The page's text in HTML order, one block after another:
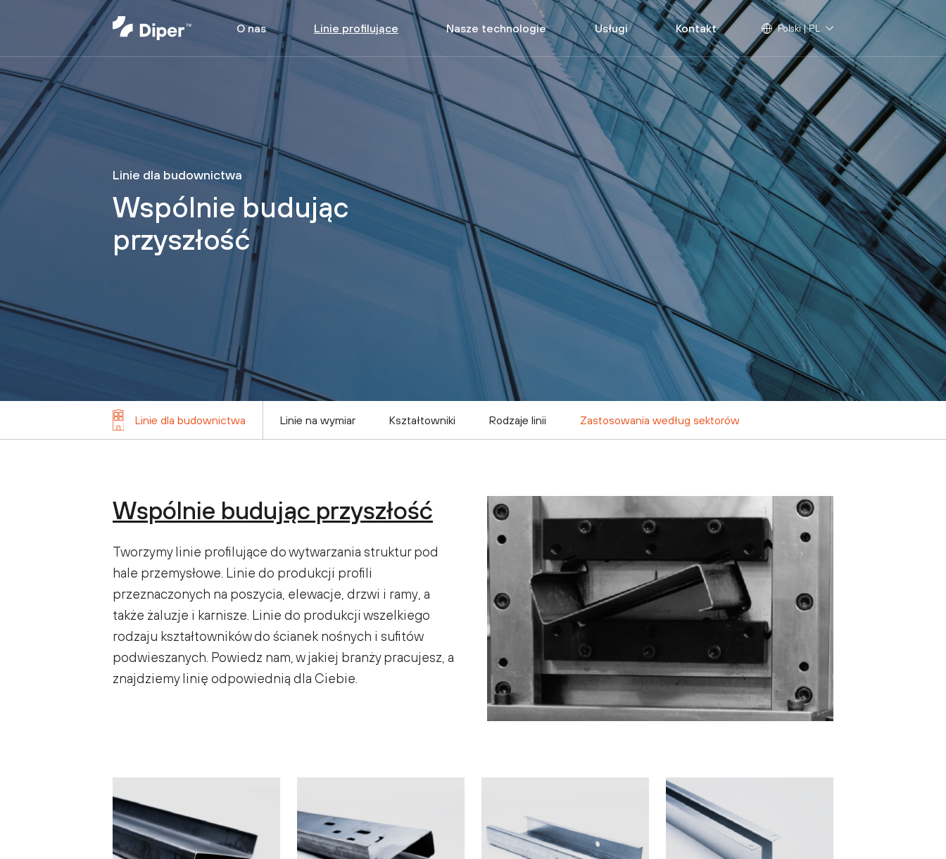
O nas Linie profilujące
Linie dla rolnictwa i hodowli
Linie dla motoryzacji i wyposażenia drogowego
Linie dla energii i fotowoltaiki
Linie produkcyjne mebli i regałów stalowych
Linie dla innych branży
Nasze technologie
Systemy profilowania
Systemy cięcia laserowego
Systemy tłoczenia elastycznego
Systemy zintegrowane z procesem
Usługi Kontakt Polski | PL
Global | ES
English | EN
Français | FR
Deutsch | DE
Русский | RU
Italiano | IT
Linie dla budownictwa
Wspólnie budując
przyszłość
Linie dla budownictwa Linie na wymiar Kształtowniki Rodzaje linii Zastosowania według sektorów
Wspólnie budując przyszłość
Tworzymy linie profilujące do wytwarzania struktur pod
hale przemysłowe. Linie do produkcji profili
przeznaczonych na poszycia, elewacje, drzwi i ramy, a
także żaluzje i karnisze. Linie do produkcji wszelkiego
rodzaju kształtowników do ścianek nośnych i sufitów
podwieszanych. Powiedz nam, w jakiej branży pracujesz, a
znajdziemy linię odpowiednią dla Ciebie.